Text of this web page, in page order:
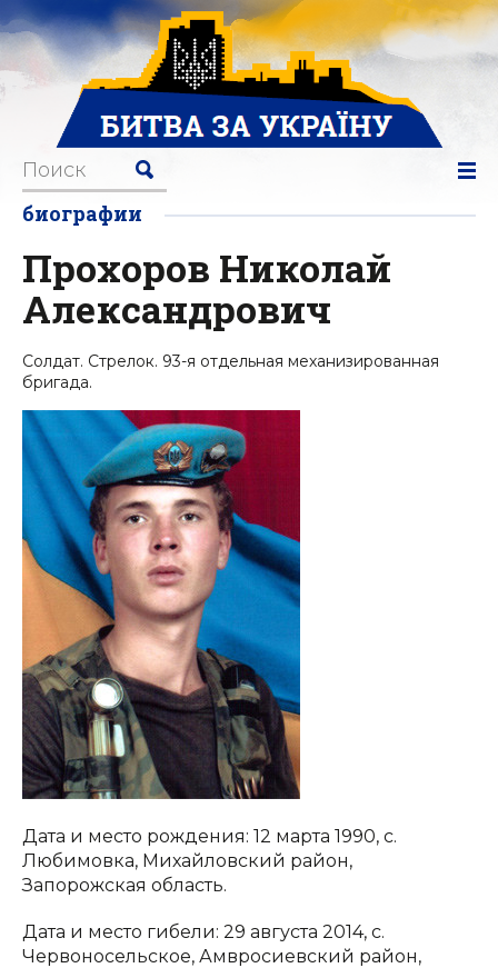
биографии
Прохоров Николай
Александрович
Солдат. Стрелок. 93-я отдельная механизированная
бригада.
Дата и место рождения: 12 марта 1990, с.
Любимовка, Михайловский район,
Запорожская область.
Дата и место гибели: 29 августа 2014, с.
Червоносельское, Амвросиевский район,